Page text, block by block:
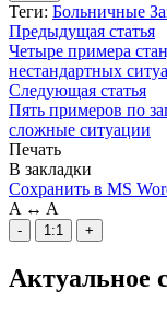
Теги: Больничные
Предыдущая статья
Четыре примера
нестандартных
Следующая статья
Пять примеров по
сложные ситуации
Печать
В закладки
Сохранить в MS
A ↔ A
- 1:1 +
Актуальное